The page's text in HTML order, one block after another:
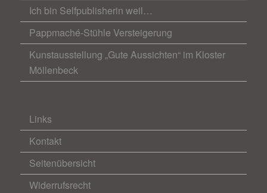
Ich bin Selfpublisherin weil…
Pappmaché-Stühle Versteigerung
Kunstausstellung „Gute Aussichten“ im Kloster
Möllenbeck
Links
Kontakt
Seitenübersicht
Widerrufsrecht